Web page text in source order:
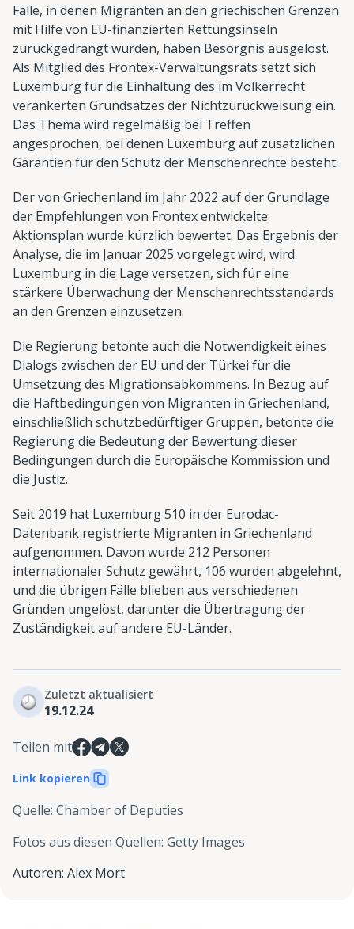
Fälle, in denen Migranten an den griechischen Grenzen
mit Hilfe von EU-finanzierten Rettungsinseln
zurückgedrängt wurden, haben Besorgnis ausgelöst.
Als Mitglied des Frontex-Verwaltungsrats setzt sich
Luxemburg für die Einhaltung des im Völkerrecht
verankerten Grundsatzes der Nichtzurückweisung ein.
Das Thema wird regelmäßig bei Treffen
angesprochen, bei denen Luxemburg auf zusätzlichen
Garantien für den Schutz der Menschenrechte besteht.
Der von Griechenland im Jahr 2022 auf der Grundlage
der Empfehlungen von Frontex entwickelte
Aktionsplan wurde kürzlich bewertet. Das Ergebnis der
Analyse, die im Januar 2025 vorgelegt wird, wird
Luxemburg in die Lage versetzen, sich für eine
stärkere Überwachung der Menschenrechtsstandards
an den Grenzen einzusetzen.
Die Regierung betonte auch die Notwendigkeit eines
Dialogs zwischen der EU und der Türkei für die
Umsetzung des Migrationsabkommens. In Bezug auf
die Haftbedingungen von Migranten in Griechenland,
einschließlich schutzbedürftiger Gruppen, betonte die
Regierung die Bedeutung der Bewertung dieser
Bedingungen durch die Europäische Kommission und
die Justiz.
Seit 2019 hat Luxemburg 510 in der Eurodac-
Datenbank registrierte Migranten in Griechenland
aufgenommen. Davon wurde 212 Personen
internationaler Schutz gewährt, 106 wurden abgelehnt,
und die übrigen Fälle blieben aus verschiedenen
Gründen ungelöst, darunter die Übertragung der
Zuständigkeit auf andere EU-Länder.
Zuletzt aktualisiert
19.12.24
Teilen mit
Link kopieren
Quelle: Chamber of Deputies
Fotos aus diesen Quellen: Getty Images
Autoren: Alex Mort